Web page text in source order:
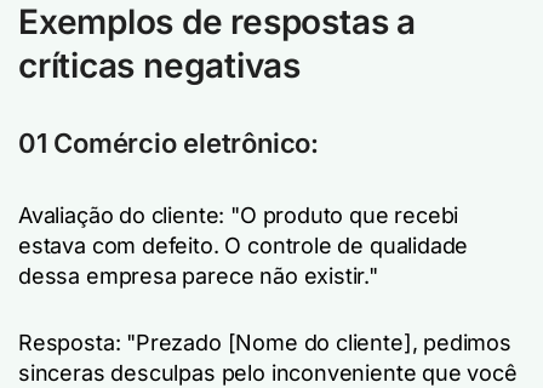
Exemplos de respostas a
críticas negativas
01 Comércio eletrônico:
Avaliação do cliente: "O produto que recebi
estava com defeito. O controle de qualidade
dessa empresa parece não existir."
Resposta: "Prezado [Nome do cliente], pedimos
sinceras desculpas pelo inconveniente que você